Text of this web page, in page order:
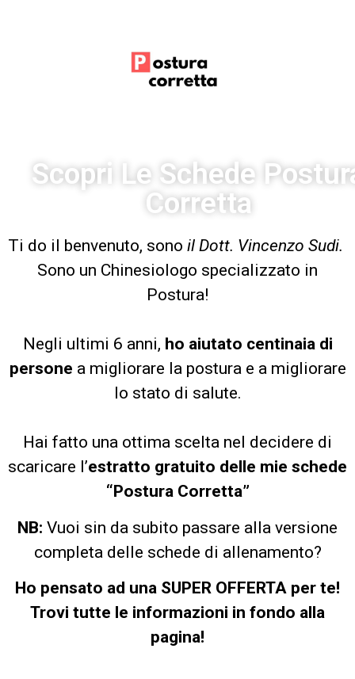
Scopri Le Schede
Corretta
Ti do il benvenuto, sono il Dott. Vincenzo Sudi.
Sono un Chinesiologo specializzato in
Postura!
Negli ultimi 6 anni, ho aiutato centinaia di
persone a migliorare la postura e a migliorare
lo stato di salute.
Hai fatto una ottima scelta nel decidere di
scaricare l’estratto gratuito delle mie schede
“Postura Corretta”
NB: Vuoi sin da subito passare alla versione
completa delle schede di allenamento?
Ho pensato ad una SUPER OFFERTA per te!
Trovi tutte le informazioni in fondo alla
pagina!